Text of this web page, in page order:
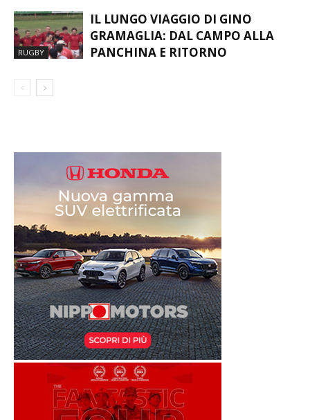
RUGBY
IL LUNGO VIAGGIO DI GINO
GRAMAGLIA: DAL CAMPO ALLA
PANCHINA E RITORNO